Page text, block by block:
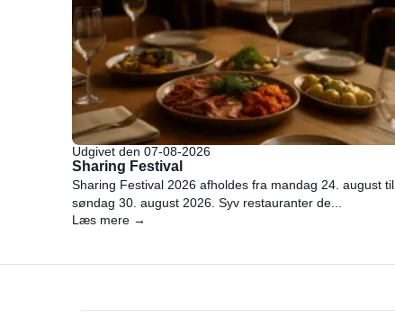
Udgivet den 07-08-2026
Sharing Festival
Sharing Festival 2026 afholdes fra mandag 24. august til
søndag 30. august 2026. Syv restauranter de...
Læs mere →